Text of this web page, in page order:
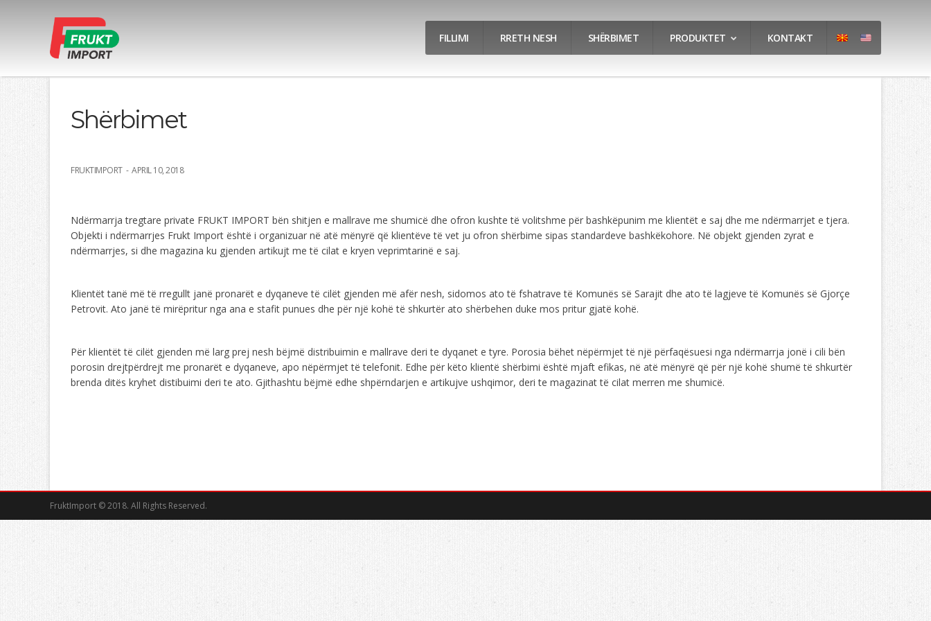
FILLIMI RRETH NESH SHËRBIMET PRODUKTET KONTAKT
Shërbimet
FRUKTIMPORT - APRIL 10, 2018
Ndërmarrja tregtare private FRUKT IMPORT bën shitjen e mallrave me shumicë dhe ofron kushte të volitshme për bashkëpunim me klientët e saj dhe me ndërmarrjet e tjera.
Objekti i ndërmarrjes Frukt Import është i organizuar në atë mënyrë që klientëve të vet ju ofron shërbime sipas standardeve bashkëkohore. Në objekt gjenden zyrat e
ndërmarrjes, si dhe magazina ku gjenden artikujt me të cilat e kryen veprimtarinë e saj.
Klientët tanë më të rregullt janë pronarët e dyqaneve të cilët gjenden më afër nesh, sidomos ato të fshatrave të Komunës së Sarajit dhe ato të lagjeve të Komunës së Gjorçe
Petrovit. Ato janë të mirëpritur nga ana e stafit punues dhe për një kohë të shkurtër ato shërbehen duke mos pritur gjatë kohë.
Për klientët të cilët gjenden më larg prej nesh bëjmë distribuimin e mallrave deri te dyqanet e tyre. Porosia bëhet nëpërmjet të një përfaqësuesi nga ndërmarrja jonë i cili bën
porosin drejtpërdrejt me pronarët e dyqaneve, apo nëpërmjet të telefonit. Edhe për këto klientë shërbimi është mjaft efikas, në atë mënyrë që për një kohë shumë të shkurtër
brenda ditës kryhet distibuimi deri te ato. Gjithashtu bëjmë edhe shpërndarjen e artikujve ushqimor, deri te magazinat të cilat merren me shumicë.
FruktImport © 2018. All Rights Reserved.